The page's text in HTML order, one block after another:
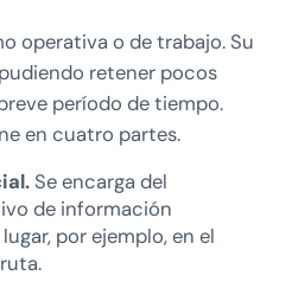
operativa o de trabajo. Su
retener pocos
período de tiempo.
en cuatro partes.
Se encarga del
de información
por ejemplo, en el